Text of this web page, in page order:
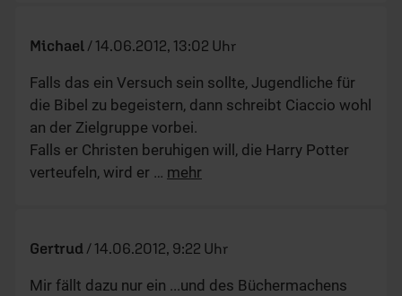
Michael / 14.06.2012, 13:02 Uhr
Falls das ein Versuch sein sollte, Jugendliche für
die Bibel zu begeistern, dann schreibt Ciaccio wohl
an der Zielgruppe vorbei.
Falls er Christen beruhigen will, die Harry Potter
verteufeln, wird er … mehr
Gertrud / 14.06.2012, 9:22 Uhr
Mir fällt dazu nur ein ...und des Büchermachens